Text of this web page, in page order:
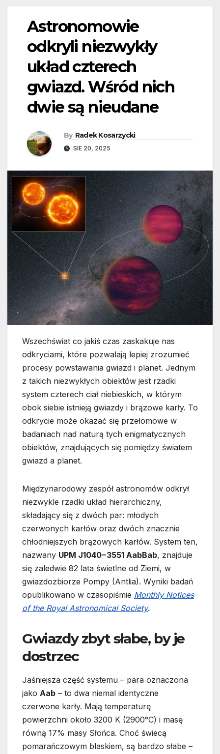
Astronomowie
odkryli niezwykły
układ czterech
gwiazd. Wśród nich
dwie są nieudane
By Radek Kosarzycki
SIE 20, 2025
Wszechświat co jakiś czas zaskakuje nas
odkryciami, które pozwalają lepiej zrozumieć
procesy powstawania gwiazd i planet. Jednym
z takich niezwykłych obiektów jest rzadki
system czterech ciał niebieskich, w którym
obok siebie istnieją gwiazdy i brązowe karły. To
odkrycie może okazać się przełomowe w
badaniach nad naturą tych enigmatycznych
obiektów, znajdujących się pomiędzy światem
gwiazd a planet.
Międzynarodowy zespół astronomów odkrył
niezwykle rzadki układ hierarchiczny,
składający się z dwóch par: młodych
czerwonych karłów oraz dwóch znacznie
chłodniejszych brązowych karłów. System ten,
nazwany UPM J1040−3551 AabBab, znajduje
się zaledwie 82 lata świetlne od Ziemi, w
gwiazdozbiorze Pompy (Antlia). Wyniki badań
opublikowano w czasopiśmie Monthly Notices
of the Royal Astronomical Society.
Gwiazdy zbyt słabe, by je
dostrzec
Jaśniejsza część systemu – para oznaczona
jako Aab – to dwa niemal identyczne
czerwone karły. Mają temperaturę
powierzchni około 3200 K (2900°C) i masę
równą 17% masy Słońca. Choć świecą
pomarańczowym blaskiem, są bardzo słabe –